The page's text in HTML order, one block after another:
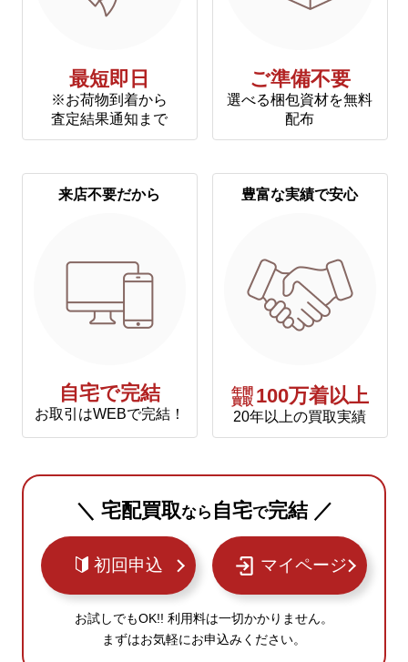
最短即日
※お荷物到着から
査定結果通知まで
ご準備不要
選べる梱包資材を無料
配布
来店不要だから
自宅で完結
お取引はWEBで完結！
豊富な実績で安心
年間
買取 100万着以上
20年以上の買取実績
＼ 宅配買取なら 自宅で完結 ／
初回申込 マイページ
お試しでもOK!! 利用料は一切かかりません。
まずはお気軽にお申込みください。